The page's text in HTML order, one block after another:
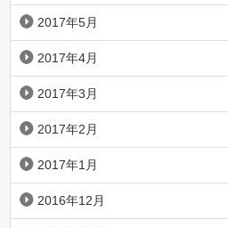
2017年5月
2017年4月
2017年3月
2017年2月
2017年1月
2016年12月